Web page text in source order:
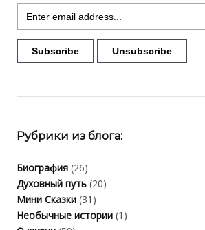
Рубрики из блога:
Биография (26)
Духовный путь (20)
Мини Сказки (31)
Необычные истории (1)